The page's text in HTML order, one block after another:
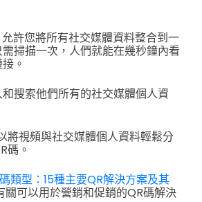
允許您將所有社交媒體資料整合到一
掃描一次，人們就能在幾秒鐘內看
。
搜索他們所有的社交媒體個人資
將視頻與社交媒體個人資料輕鬆分
碼。
類型：15種主要QR解決方案及其
關可以用於營銷和促銷的QR碼解決